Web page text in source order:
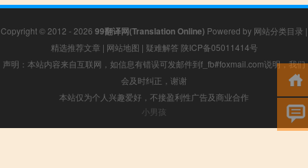
Copyright © 2012 - 2026 99翻译网(Translation Online) Powered by 网站分类目录 |
精选推荐文章 | 网站地图 | 疑难解答 陕ICP备05011414号
声明：本站内容来自互联网，如信息有错误可发邮件到f_fb#foxmail.com说明，我们
会及时纠正，谢谢
本站仅为个人兴趣爱好，不接盈利性广告及商业合作
小男孩